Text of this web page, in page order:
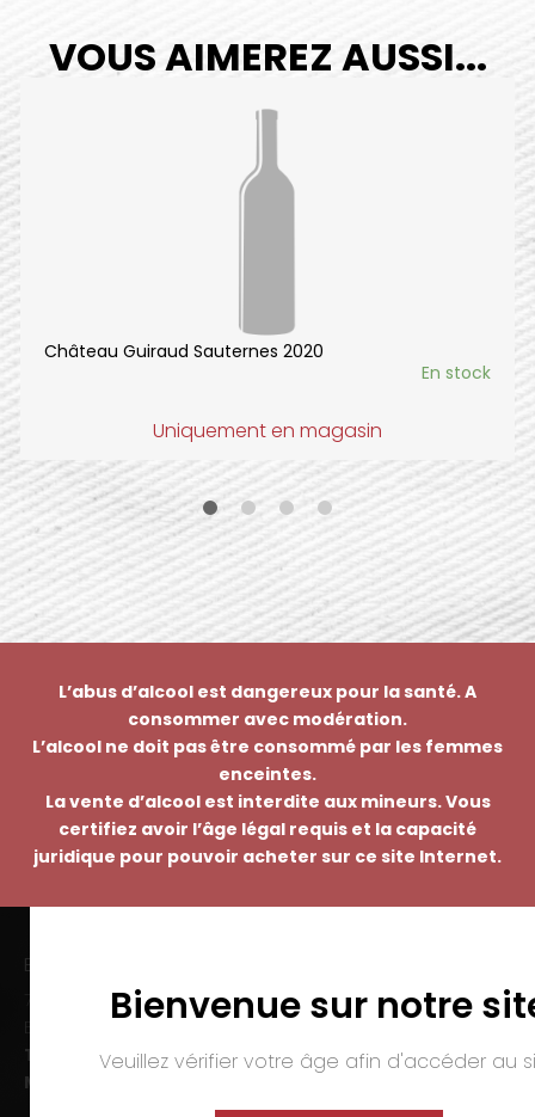
VOUS AIMEREZ AUSSI...
Château Guiraud Sauternes 2020
En stock
Uniquement en magasin
L’abus d’alcool est dangereux pour la santé. A
consommer avec modération.
L’alcool ne doit pas être consommé par les femmes
enceintes.
La vente d’alcool est interdite aux mineurs. Vous
certifiez avoir l’âge légal requis et la capacité
juridique pour pouvoir acheter sur ce site Internet.
Bienvenue sur notre
Veuillez vérifier votre âge afin d'accéder au
EMMANUEL NASTI
7 avenue Pierre Pflimlin – ZAC Espale
Tél. :
03 89 46 50 35
Mail :